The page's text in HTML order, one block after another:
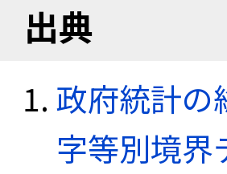
出典
政府統計の
字等別境界